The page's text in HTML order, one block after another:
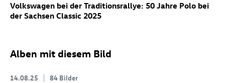
Volkswagen bei der Traditionsrallye: 50 Jahre Polo bei
der Sachsen Classic 2025
Alben mit diesem Bild
14.08.25 84 Bilder